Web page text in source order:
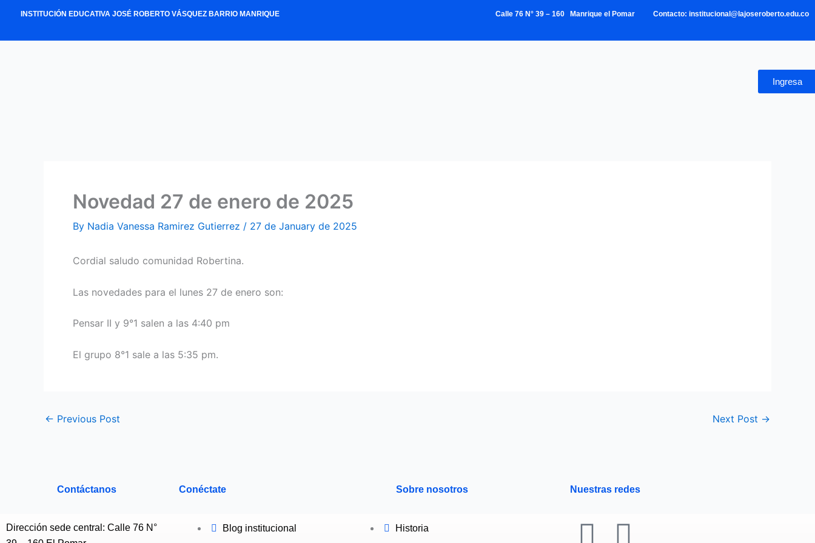
content
INSTITUCIÓN EDUCATIVA JOSÉ ROBERTO VÁSQUEZ BARRIO MANRIQUE Calle 76 N° 39 – 160 Manrique el Pomar Contacto: institucional@lajoseroberto.edu.co
Ingresa
Novedad 27 de enero de 2025
By Nadia Vanessa Ramirez Gutierrez / 27 de January de 2025
Cordial saludo comunidad Robertina.
Las novedades para el lunes 27 de enero son:
Pensar II y 9°1 salen a las 4:40 pm
El grupo 8°1 sale a las 5:35 pm.
← Previous Post Next Post →
Contáctanos Conéctate Sobre nosotros Nuestras redes
Dirección sede central: Calle 76 N°
Blog institucional Historia F Y